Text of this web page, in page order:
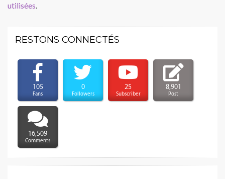
utilisées.
RESTONS CONNECTÉS
105
Fans
0
Followers
25
Subscriber
8,901
Post
16,509
Comments